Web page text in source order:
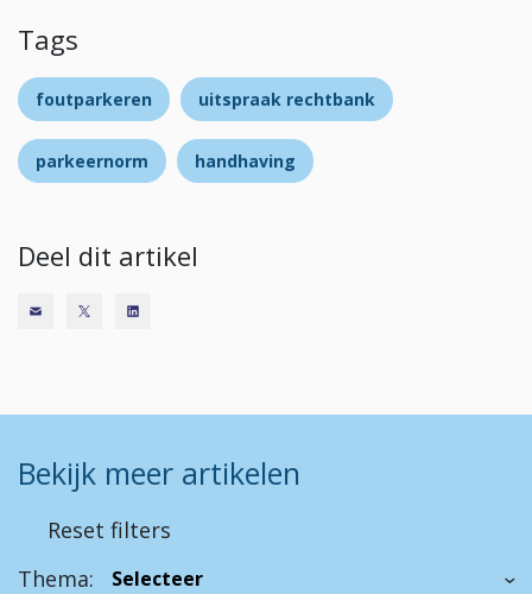
Tags
foutparkeren uitspraak rechtbank
parkeernorm handhaving
Deel dit artikel
Bekijk meer artikelen
Reset filters
Thema: